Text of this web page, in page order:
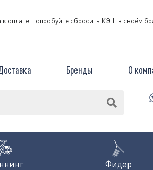
попробуйте сбросить КЭШ в своём
Бренды О
Фидер